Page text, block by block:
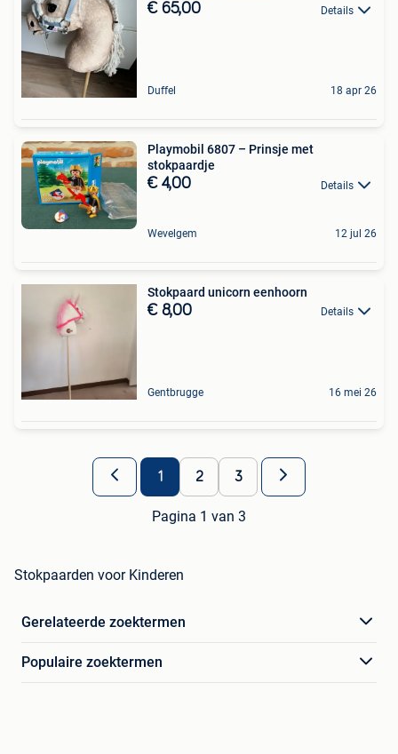
€ 65,00 Details
Duffel 18 apr 26
Playmobil 6807 – Prinsje met
stokpaardje
€ 4,00 Details
Wevelgem 12 jul 26
Stokpaard unicorn eenhoorn
€ 8,00 Details
Gentbrugge 16 mei 26
1 2 3
Pagina 1 van 3
Stokpaarden voor Kinderen
Gerelateerde zoektermen
Populaire zoektermen